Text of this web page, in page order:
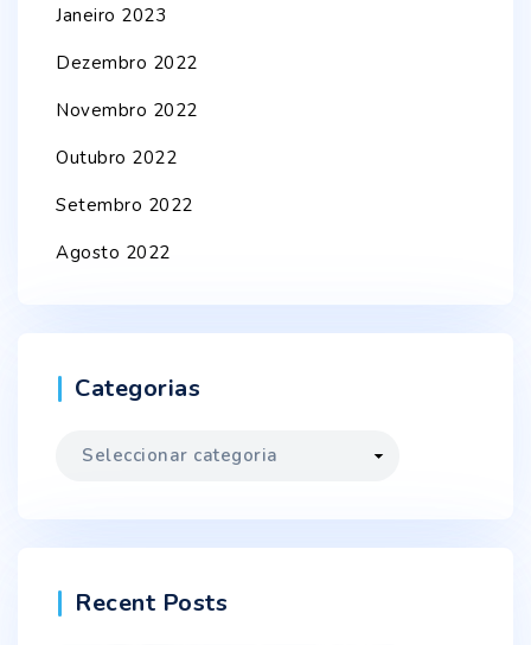
Janeiro 2023
Dezembro 2022
Novembro 2022
Outubro 2022
Setembro 2022
Agosto 2022
Categorias
Categorias
Recent Posts